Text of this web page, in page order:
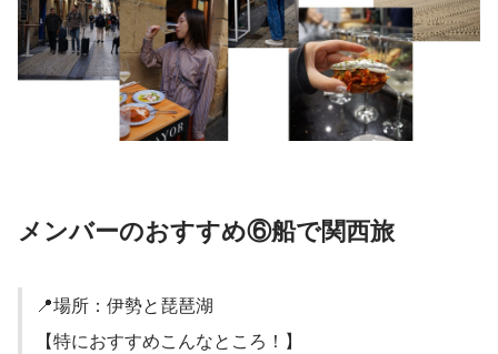
メンバーのおすすめ⑥船で関西旅
📍場所：伊勢と琵琶湖
【特におすすめこんなところ！】